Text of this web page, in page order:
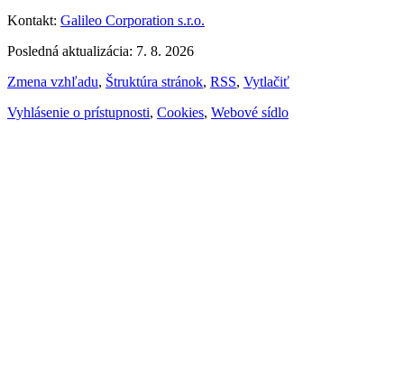
Kontakt: Galileo Corporation s.r.o.
Posledná aktualizácia: 7. 8. 2026
Zmena vzhľadu, Štruktúra stránok, RSS, Vytlačiť
Vyhlásenie o prístupnosti, Cookies, Webové sídlo